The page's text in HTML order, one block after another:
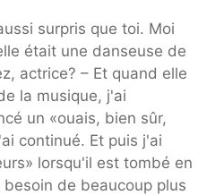
surpris que toi. Moi
était une danseuse de
actrice? – Et quand elle
la musique, j'ai
un «ouais, bien sûr,
continué. Et puis j'ai
lorsqu'il est tombé en
de beaucoup plus